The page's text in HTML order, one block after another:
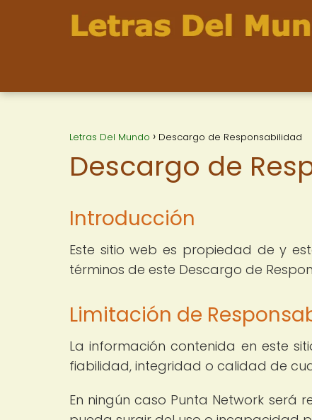
Letras Del Mundo Descargo de Responsabilidad
Descargo de
Introducción
Este sitio web es propiedad de y
términos de este Descargo de
Limitación de
La información contenida en este
fiabilidad, integridad o calidad de
En ningún caso Punta Network será